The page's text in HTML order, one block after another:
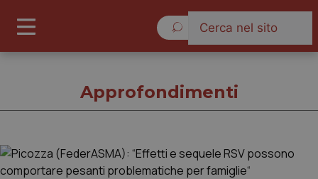
Approfondimenti